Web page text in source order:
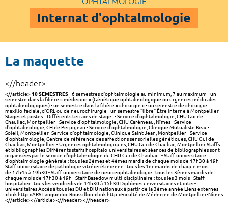
Internat d'ophtalmologie
La maquette
<//header>
<//article>10 SEMESTRES- 6 semestres d’ophtalmologie au minimum, 7 au maximum - un
semestre dans la filière « médecine » (Génétique ophtalmologique ou urgences médicales
ophtalmologiques) - un semestre dans la filière « chirurgie » - un semestre de chirurgie
maxillo-faciale, d’ORL ou de neurochirurgie - un semestre "libre" Être interne à Montpellier
Stages et postes Différents terrains de stage : - Service d'ophtalmologie, CHU Gui de
Chauliac, Montpellier - Service d'ophtalmologie, CHU Carémeau, Nîmes - Service
d'ophtalmologie, CH de Perpignan - Service d'ophtalmologie, Clinique Mutualiste Beau-
Soleil, Montpellier -Service d'ophtalmologie, Clinique Saint Jean, Montpellier - Service
d'ophtalmologie, Centre de référence des affections sensorielles génétiques, CHU Gui de
Chauliac, Montpellier - Urgences ophtalmologiques, CHU Gui de Chauliac, Montpellier Staffs
et bibliographies Différents staffs hospitalo-universitaires et séances de bibliographies sont
organisées par le service d'ophtalmologie du CHU Gui de Chauliac : - Staff universitaire
d'ophtalmologie générale : tous les 2èmes et 4èmes mardis de chaque mois de 17h30 à 19h -
Staff universitaire de pathologie vitréo-rétinienne : tous les 1er mardis de chaque mois
de 17h45 à 19h30 - Staff universitaire de neuro-ophtalmologie : tous les 3èmes mardis de
chaque mois de 17h30 à 19h - Staff Basedow multi-disciplinaire : tous les 3 mois - Staff
hospitalier : tous les vendredis de 14h30 à 15h30 Diplômes universitaires et inter-
universitaires Accès à tous les DU et DIU nationaux à partir de la 3ème année Liens externes
<link http:>ARS Languedoc Roussillon <link http:>Faculté de Médecine de Montpellier-Nîmes
<//article><//article><//header><//header>